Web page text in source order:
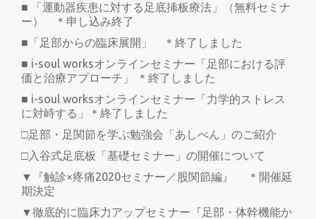
■ 「運動器疾患に対する足底挿板療法」（無料セミナ
ー） ＊申し込み終了
■「足部からの臨床展開」 ＊終了しました
■ i-soul worksオンラインセミナー「足部における評
価と治療アプローチ」 ＊終了しました
■ i-soul worksオンラインセミナー「力学的ストレス
に対峙する」＊終了しました
□足部・足関節を学ぶ勉強会「あしべん」のご紹介
□入谷式足底板「基礎セミナー」の開催について
▼『触診×疼痛2020セミナー／股関節編』 ＊開催延
期決定
▼徹底的に臨床力アップセミナー『足部・体幹機能か